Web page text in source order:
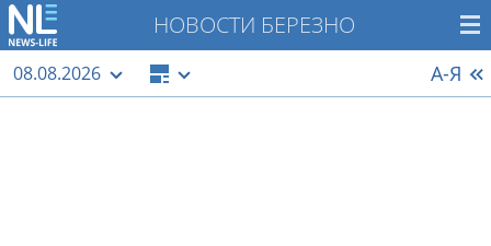
НОВОСТИ БЕРЕЗНО
08.08.2026 А-Я